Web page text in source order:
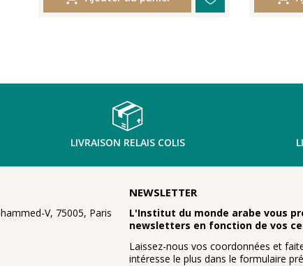
LIVRAISON RELAIS COLIS
V, 75005, Paris
NEWSLETTER
L'Institut du monde arabe vous
newsletters en fonction de vos
Laissez-nous vos coordonnées et
intéresse le plus dans le formulaire